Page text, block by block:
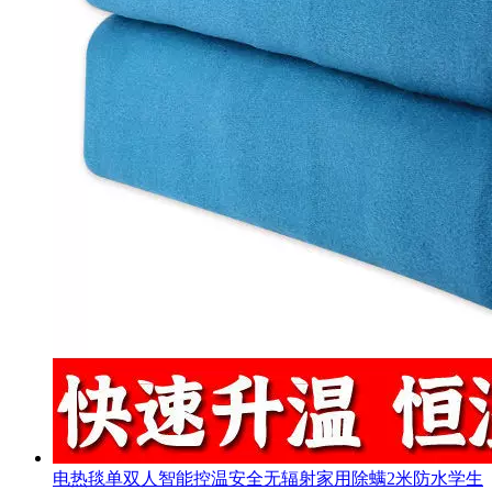
电热毯单双人智能控温安全无辐射家用除螨2米防水学生